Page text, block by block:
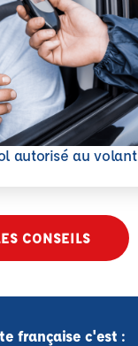
autorisé au volant
CONSEILS
française c'est :